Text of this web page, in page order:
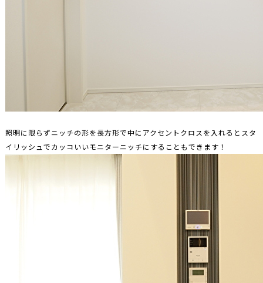
照明に限らずニッチの形を長方形で中にアクセントクロスを入れるとスタ
イリッシュでカッコいいモニターニッチにすることもできます！